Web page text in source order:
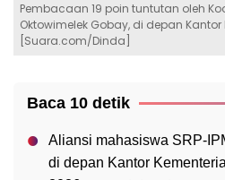
Pembacaan 19 poin tuntutan oleh
Oktowimelek Gobay, di depan Kantor
[Suara.com/Dinda]
Baca 10 detik
Aliansi mahasiswa SRP-
di depan Kantor